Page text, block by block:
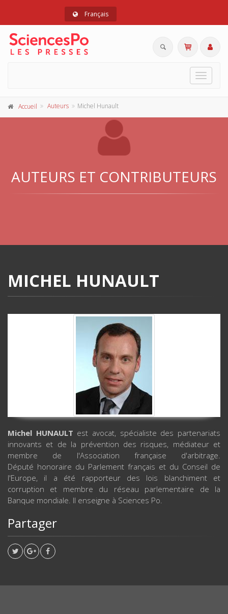
Français
Toggle
Accueil Auteurs Michel Hunault
AUTEURS ET CONTRIBUTEURS
MICHEL HUNAULT
Michel HUNAULT est avocat, spécialiste des partenariats
innovants et de la prévention des risques, médiateur et
membre de l'Association française d'arbitrage.
Député honoraire du Parlement français et du Conseil de
l'Europe, il a été rapporteur des lois blanchiment et
corruption et membre du réseau parlementaire de la
Banque mondiale. Il enseigne à Sciences Po.
Partager